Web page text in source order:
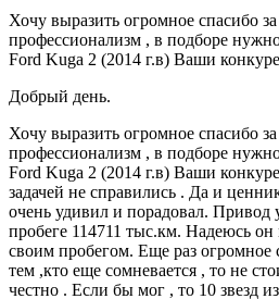
Хочу выразить огромное спасибо
профессионализм , в подборе
Ford Kuga 2 (2014 г.в) Ваши
Добрый день.
Хочу выразить огромное спасибо
профессионализм , в подборе
Ford Kuga 2 (2014 г.в) Ваши
задачей не справились . Да и
очень удивил и порадовал. Привод
пробеге 114711 тыс.км. Надеюсь он
своим пробегом. Еще раз огромное
тем ,кто еще сомневается , то не
честно . Если бы мог , то 10 звезд